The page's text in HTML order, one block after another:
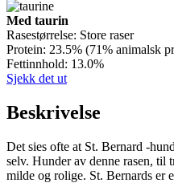
Med taurin
Rasestørrelse: Store raser
Protein: 23.5% (71% animalsk
Fettinnhold: 13.0%
Sjekk det ut
Beskrivelse
Det sies ofte at St. Bernard -
selv. Hunder av denne rasen, til
milde og rolige. St. Bernards er